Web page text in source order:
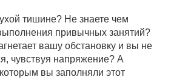
тишине? Не знаете чем
привычных занятий?
вашу обстановку и вы не
чувствуя напряжение? А
вы заполняли этот